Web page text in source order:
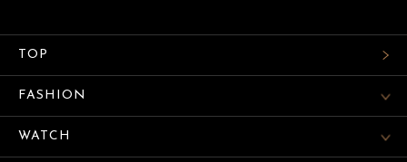
TOP
FASHION
WATCH